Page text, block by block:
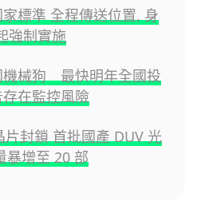
標準 全程傳送位置, 身
強制實施
機械狗 最快明年全國投
在監控風險
片封鎖 首批國產 DUV 光
暴增至 20 部